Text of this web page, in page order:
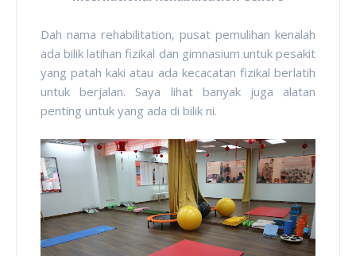
Dah nama rehabilitation, pusat pemulihan kenalah
ada bilik latihan fizikal dan gimnasium untuk pesakit
yang patah kaki atau ada kecacatan fizikal berlatih
untuk berjalan. Saya lihat banyak juga alatan
penting untuk yang ada di bilik ni.